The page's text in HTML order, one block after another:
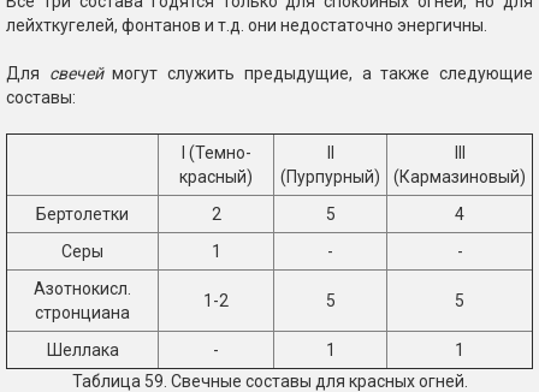
лейхткугелей, фонтанов и т.д. они недостаточно энергичны.
Для свечеймогут служить предыдущие, а также следующие
составы:
I (Темно-
красный)
(Пурпурный)
(Кармазиновый)
Бертолетки
2 5
4
Серы
1 -
-
Азотнокисл.
стронциана
1-2 5 5
Шеллака - 1
1
Таблица 59. Свечные составы для красных огней.